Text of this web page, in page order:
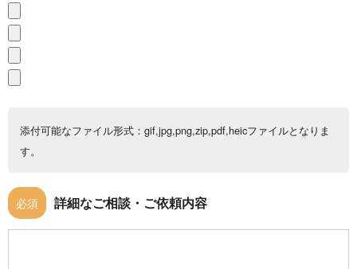
添付可能なファイル形式：gif,jpg,png,zip,pdf,heicファイルとなりま
す。
必須 詳細なご相談・ご依頼内容